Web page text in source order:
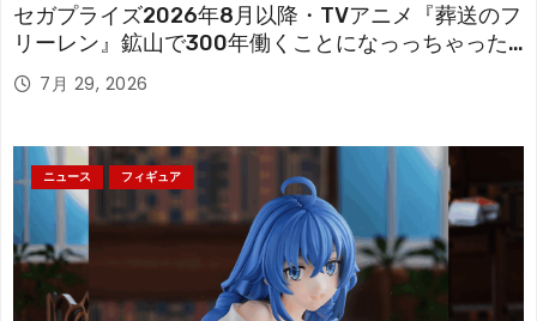
セガプライズ2026年8月以降・TVアニメ『葬送のフ
リーレン』鉱山で300年働くことになっっちゃった
「フリーレン」を立体化！
7月 29, 2026
ニュース フィギュア